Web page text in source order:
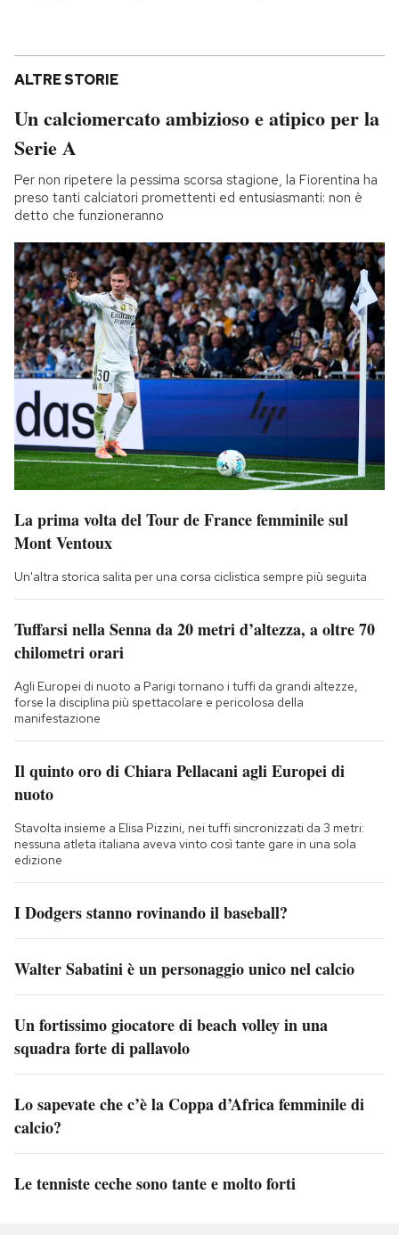
ALTRE STORIE
Un calciomercato ambizioso e atipico per la
Serie A
Per non ripetere la pessima scorsa stagione, la Fiorentina ha
preso tanti calciatori promettenti ed entusiasmanti: non è
detto che funzioneranno
La prima volta del Tour de France femminile sul
Mont Ventoux
Un'altra storica salita per una corsa ciclistica sempre più seguita
Tuffarsi nella Senna da 20 metri d’altezza, a oltre 70
chilometri orari
Agli Europei di nuoto a Parigi tornano i tuffi da grandi altezze,
forse la disciplina più spettacolare e pericolosa della
manifestazione
Il quinto oro di Chiara Pellacani agli Europei di
nuoto
Stavolta insieme a Elisa Pizzini, nei tuffi sincronizzati da 3 metri:
nessuna atleta italiana aveva vinto così tante gare in una sola
edizione
I Dodgers stanno rovinando il baseball?
Walter Sabatini è un personaggio unico nel calcio
Un fortissimo giocatore di beach volley in una
squadra forte di pallavolo
Lo sapevate che c’è la Coppa d’Africa femminile di
calcio?
Le tenniste ceche sono tante e molto forti